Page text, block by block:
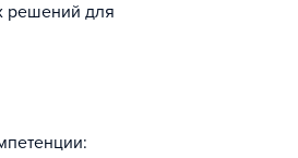
решений для